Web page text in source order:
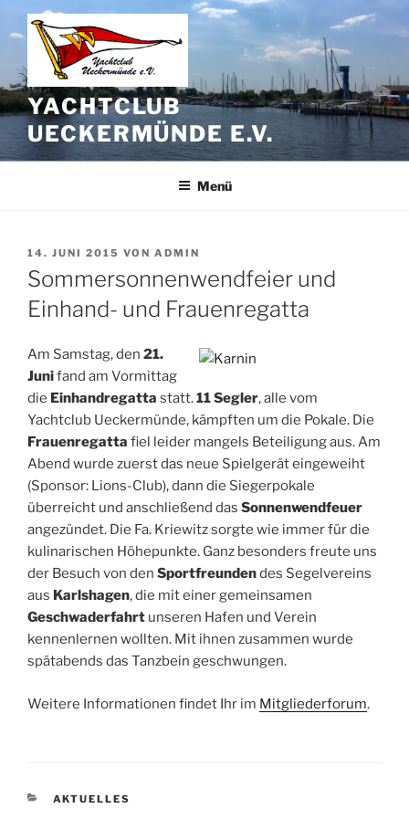
Zum
Inhalt
springen
YACHTCLUB
UECKERMÜNDE E.V.
Menü
VERÖFFENTLICHT
AM
14. JUNI 2015 VON ADMIN
Sommersonnenwendfeier und
Einhand- und Frauenregatta
Am Samstag, den 21.
Junifand am Vormittag
die Einhandregatta statt.11 Segler, alle vom
Yachtclub Ueckermünde, kämpften um die Pokale. Die
Frauenregatta fiel leider mangels Beteiligung aus. Am
Abend wurde zuerst das neue Spielgerät eingeweiht
(Sponsor: Lions-Club), dann die Siegerpokale
überreicht und anschließend das Sonnenwendfeuer
angezündet. Die Fa. Kriewitz sorgte wie immer für die
kulinarischen Höhepunkte. Ganz besonders freute uns
der Besuch von den Sportfreundendes Segelvereins
aus Karlshagen, die mit einer gemeinsamen
Geschwaderfahrt unseren Hafen und Verein
kennenlernen wollten. Mit ihnen zusammen wurde
spätabends das Tanzbein geschwungen.
Weitere Informationen findet Ihr im Mitgliederforum.
KATEGORIEN
AKTUELLES